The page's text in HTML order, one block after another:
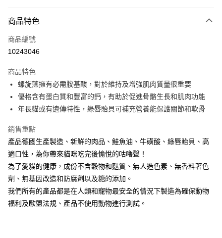
信用卡一次付款
超商取貨付款
Apple Pay
街口支付
ATM付款
全家取貨付款
每筆NT$60，滿NT$899(含以上)免運費
7-11取貨付款
商品特色
商品編號
10243046
商品特色
螺旋藻擁有必需胺基酸，對於維持及增強肌肉質量很重要
優格含有蛋白質和豐富的鈣，有助於促進骨骼生長和肌肉功能
年長貓或有遺傳特性，綠唇貽貝可補充營養能保護關節和軟骨
銷售重點
產品德國生產製造、新鮮的肉品、鮭魚油、牛磺酸、綠唇貽貝、高
適口性，為你帶來貓咪吃完後愉悅的咕嚕聲！
為了愛貓的健康，成份不含穀物和麩質、無人造色素、無香料著色
劑、無基因改造和防腐劑以及糖的添加。
我們所有的產品都是在人類和寵物最安全的情況下製造為確保動物
福利及歐盟法規、產品不使用動物進行測試。